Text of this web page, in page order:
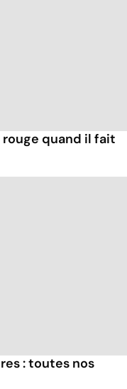
quand il fait
: toutes nos